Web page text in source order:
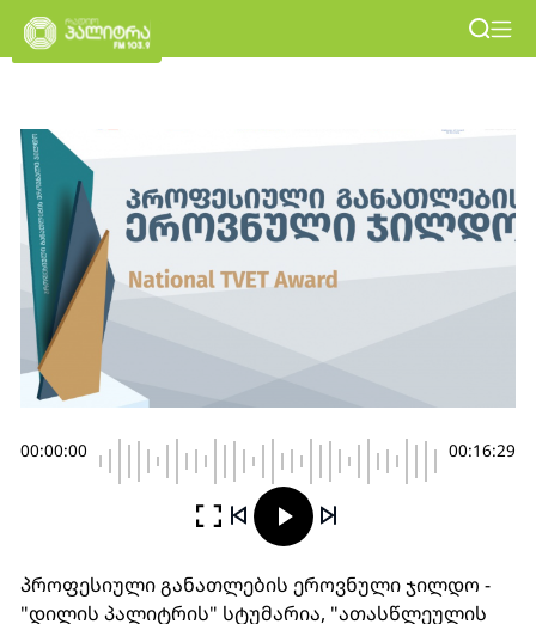
00:00:00 00:16:29
პროფესიული განათლების ეროვნული ჯილდო -
"დილის პალიტრის" სტუმარია, "ათასწლეულის